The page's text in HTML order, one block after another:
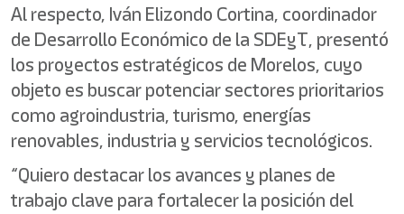
Al respecto, Iván Elizondo Cortina, coordinador
de Desarrollo Económico de la SDEyT, presentó
los proyectos estratégicos de Morelos, cuyo
objeto es buscar potenciar sectores prioritarios
como agroindustria, turismo, energías
renovables, industria y servicios tecnológicos.
“Quiero destacar los avances y planes de
trabajo clave para fortalecer la posición del